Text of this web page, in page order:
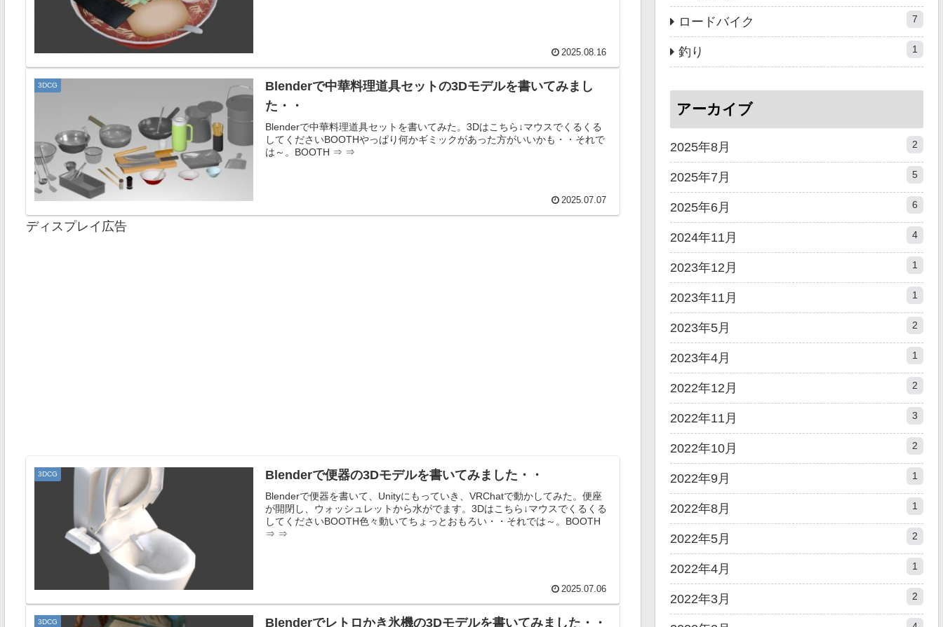
2025.08.16
3DCG
Blenderで中華料理道具セットの3Dモデルを書いてみまし
た・・
Blenderで中華料理道具セットを書いてみた。3Dはこちら↓マウスでくるくる
してくださいBOOTHやっぱり何かギミックがあった方がいいかも・・それで
は～。BOOTH ⇒ ⇒
2025.07.07
ディスプレイ広告
3DCG Blenderで便器の3Dモデルを書いてみました・・
Blenderで便器を書いて、Unityにもっていき、VRChatで動かしてみた。便座
が開閉し、ウォッシュレットから水がでます。3Dはこちら↓マウスでくるくる
してくださいBOOTH色々動いてちょっとおもろい・・それでは～。BOOTH
⇒ ⇒
2025.07.06
3DCG Blenderでレトロかき氷機の3Dモデルを書いてみました・・
ロードバイク 7
釣り 1
アーカイブ
2025年8月 2
2025年7月 5
2025年6月 6
2024年11月 4
2023年12月 1
2023年11月 1
2023年5月 2
2023年4月 1
2022年12月 2
2022年11月 3
2022年10月 2
2022年9月 1
2022年8月 1
2022年5月 2
2022年4月 1
2022年3月 2